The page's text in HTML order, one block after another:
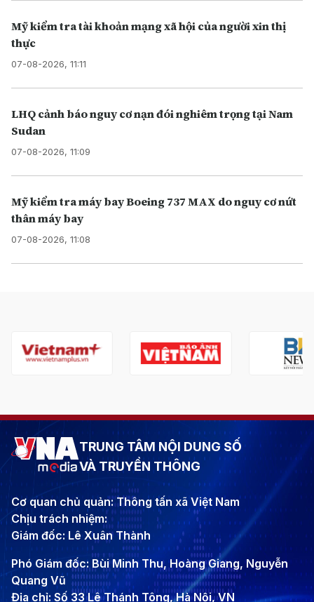
Mỹ kiểm tra tài khoản mạng xã hội của người xin thị
thực
07-08-2026, 11:11
LHQ cảnh báo nguy cơ nạn đói nghiêm trọng tại Nam
Sudan
07-08-2026, 11:09
Mỹ kiểm tra máy bay Boeing 737 MAX do nguy cơ nứt
thân máy bay
07-08-2026, 11:08
TRUNG TÂM NỘI DUNG SỐ
VÀ TRUYỀN THÔNG
Cơ quan chủ quản: Thông tấn xã Việt Nam
Chịu trách nhiệm:
Giám đốc: Lê Xuân Thành
Phó Giám đốc: Bùi Minh Thu, Hoàng Giang, Nguyễn
Quang Vũ
Địa chỉ: Số 33 Lê Thánh Tông, Hà Nội, VN